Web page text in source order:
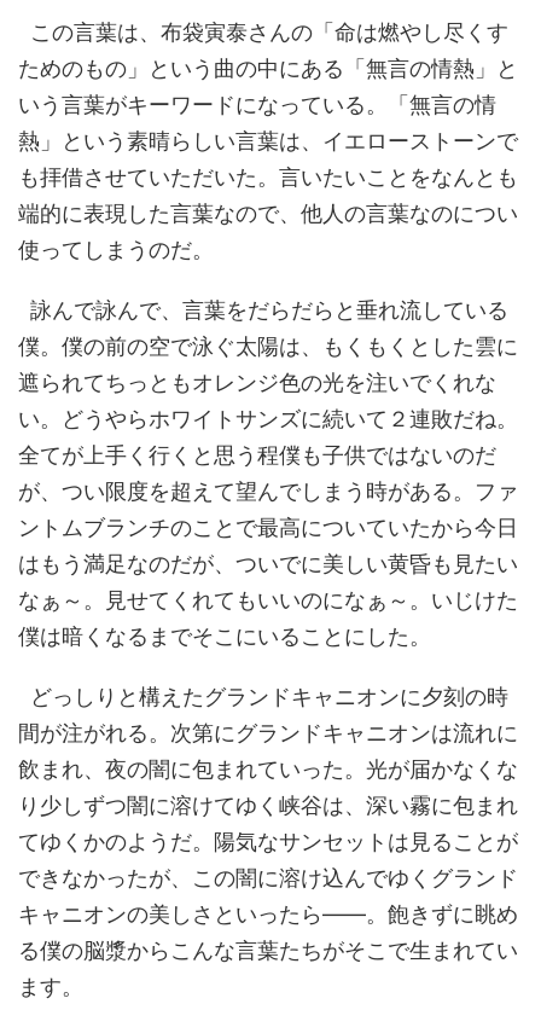
この言葉は、布袋寅泰さんの「命は燃やし尽くす
ためのもの」という曲の中にある「無言の情熱」と
いう言葉がキーワードになっている。「無言の情
熱」という素晴らしい言葉は、イエローストーンで
も拝借させていただいた。言いたいことをなんとも
端的に表現した言葉なので、他人の言葉なのについ
使ってしまうのだ。
詠んで詠んで、言葉をだらだらと垂れ流している
僕。僕の前の空で泳ぐ太陽は、もくもくとした雲に
遮られてちっともオレンジ色の光を注いでくれな
い。どうやらホワイトサンズに続いて２連敗だね。
全てが上手く行くと思う程僕も子供ではないのだ
が、つい限度を超えて望んでしまう時がある。ファ
ントムブランチのことで最高についていたから今日
はもう満足なのだが、ついでに美しい黄昏も見たい
なぁ～。見せてくれてもいいのになぁ～。いじけた
僕は暗くなるまでそこにいることにした。
どっしりと構えたグランドキャニオンに夕刻の時
間が注がれる。次第にグランドキャニオンは流れに
飲まれ、夜の闇に包まれていった。光が届かなくな
り少しずつ闇に溶けてゆく峡谷は、深い霧に包まれ
てゆくかのようだ。陽気なサンセットは見ることが
できなかったが、この闇に溶け込んでゆくグランド
キャニオンの美しさといったら――。飽きずに眺め
る僕の脳漿からこんな言葉たちがそこで生まれてい
ます。